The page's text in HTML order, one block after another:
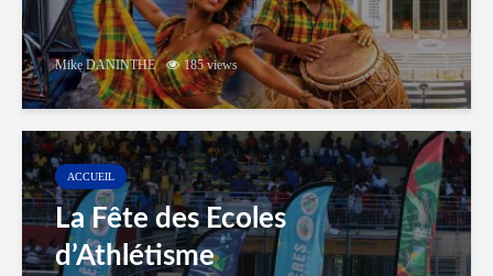
Mike DANINTHE 185 views
ACCUEIL
La Fête des Ecoles
d’Athlétisme